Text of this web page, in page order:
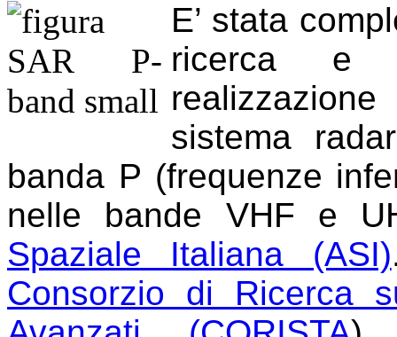
E’ stata
ricerca e
sistema
banda P (frequenze
nelle bande VHF e
Spaziale Italiana (ASI)
Consorzio di Ricerca